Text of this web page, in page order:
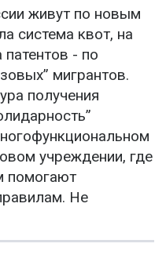
живут по новым
система квот, на
- по
мигрантов.
получения
учреждении, где
помогают
Не